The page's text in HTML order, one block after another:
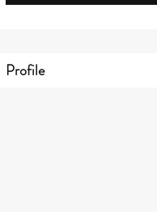
Profile